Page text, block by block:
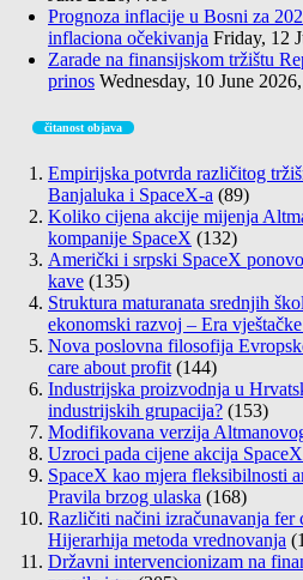
Prognoza inflacije u Bosni za
inflaciona očekivanja Friday, 12
Zarade na finansijskom tržištu
prinos Wednesday, 10 June
čitanost objava
Empirijska potvrda različitog
Banjaluka i SpaceX-a (89)
Koliko cijena akcije mijenja
kompanije SpaceX (132)
Američki i srpski SpaceX
kave (135)
Struktura maturanata srednjih
ekonomski razvoj – Era
Nova poslovna filosofija
care about profit (144)
Industrijska proizvodnja u
industrijskih grupacija? (153)
Modifikovana verzija
Uzroci pada cijene akcija
SpaceX kao mjera fleksibilnosti
Pravila brzog ulaska (168)
Različiti načini izračunavanja fer
Hijerarhija metoda vrednovanja
Državni intervencionizam na